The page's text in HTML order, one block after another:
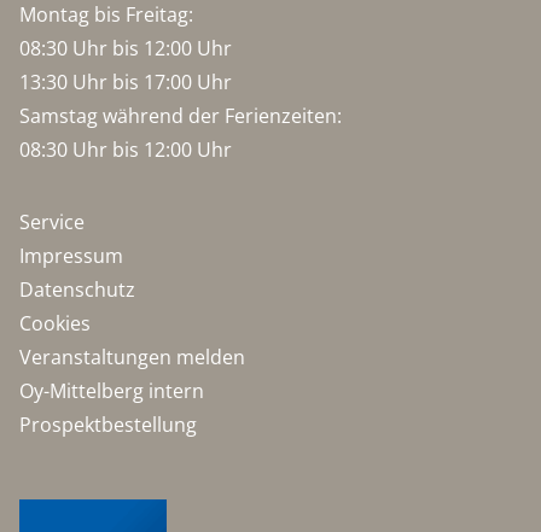
Montag bis Freitag:
08:30 Uhr bis 12:00 Uhr
13:30 Uhr bis 17:00 Uhr
Samstag während der Ferienzeiten:
08:30 Uhr bis 12:00 Uhr
Service
Impressum
Datenschutz
Cookies
Veranstaltungen melden
Oy-Mittelberg intern
Prospektbestellung